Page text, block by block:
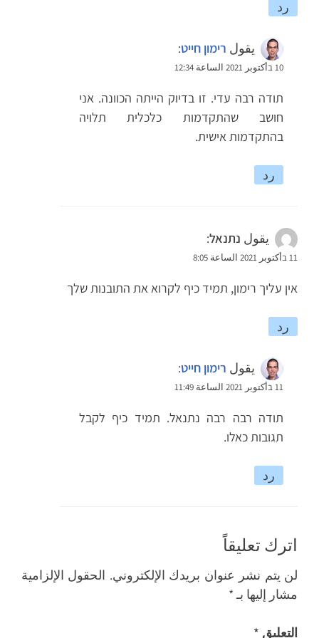
رد
يقول רימון חייט:
10 בأكتوبر 2021 الساعة 12:34
תודה רבה עדי. זו בדיוק הייתה הכוונה. אני
חושב שהתקדמות כלכלית תלויה
בהתקדמות אישית.
رد
يقول נתנאל:
11 בأكتوبر 2021 الساعة 8:05
אין עליך רימון, תמיד כיף לקרוא את התובנות שלך
رد
يقول רימון חייט:
11 בأكتوبر 2021 الساعة 11:49
תודה רבה רבה נתנאל. תמיד כיף לקבל
תגובות כאלו.
رد
اترك تعليقاً
لن يتم نشر عنوان بريدك الإلكتروني. الحقول الإلزامية
مشار إليها بـ *
التعليق *